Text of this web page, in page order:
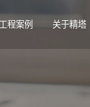
工程案例 关于精塔